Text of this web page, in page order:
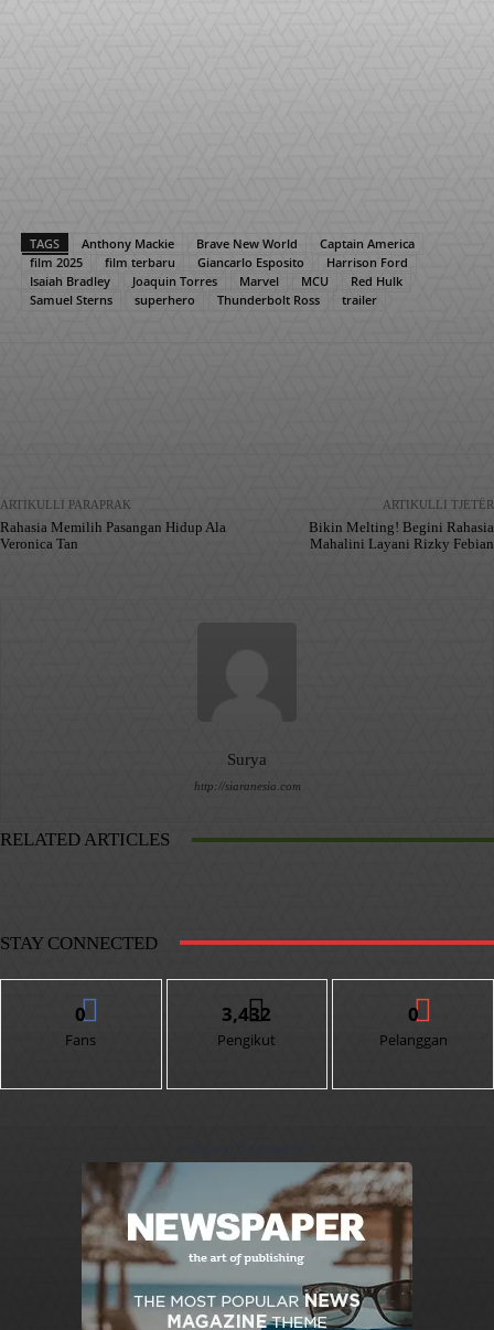
TAGS Anthony Mackie Brave New World
Captain America
film 2025
film terbaru Giancarlo Esposito
Harrison Ford
Isaiah Bradley
Joaquin Torres Marvel MCU
Red Hulk
Samuel Sterns
superhero Thunderbolt Ross trailer
ARTIKULLI PARAPRAK
Rahasia Memilih Pasangan Hidup Ala
Veronica Tan
ARTIKULLI TJETËR
Bikin Melting! Begini Rahasia
Mahalini Layani Rizky Febian
Surya
http://siaranesia.com
RELATED ARTICLES
STAY CONNECTED
0
Fans
3,432
Pengikut
0
Pelanggan